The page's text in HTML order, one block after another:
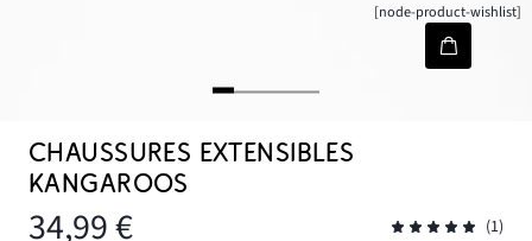
[node-product-wishlist]
CHAUSSURES EXTENSIBLES
KANGAROOS
34,99 €
(1)